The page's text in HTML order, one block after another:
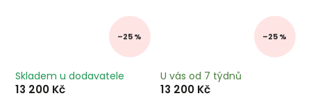
–25 %
Skladem u dodavatele
13 200 Kč
–25 %
U vás od 7 týdnů
13 200 Kč